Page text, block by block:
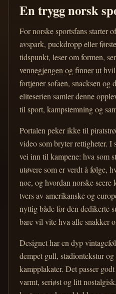
En trygg norsk
For norske sportsfans starter
avspark, puckdropp eller
tidspunkt, leser om formen,
vennegjengen og finner ut
fortjener sofaen, snacksen og
eliteserien samler denne
til sport, kampstemning og
Portalen peker ikke til
video som bryter rettigheter. I
vei inn til kampene: hva som
utøvere som er verdt å følge,
noe, og hvordan norske
tvers av amerikanske og
nyttig både for den dedikerte
bare vil vite hva alle snakker
Designet har en dyp
dempet gull, stadiontekstur
kampplakater. Det passer
varmt, seriøst og litt